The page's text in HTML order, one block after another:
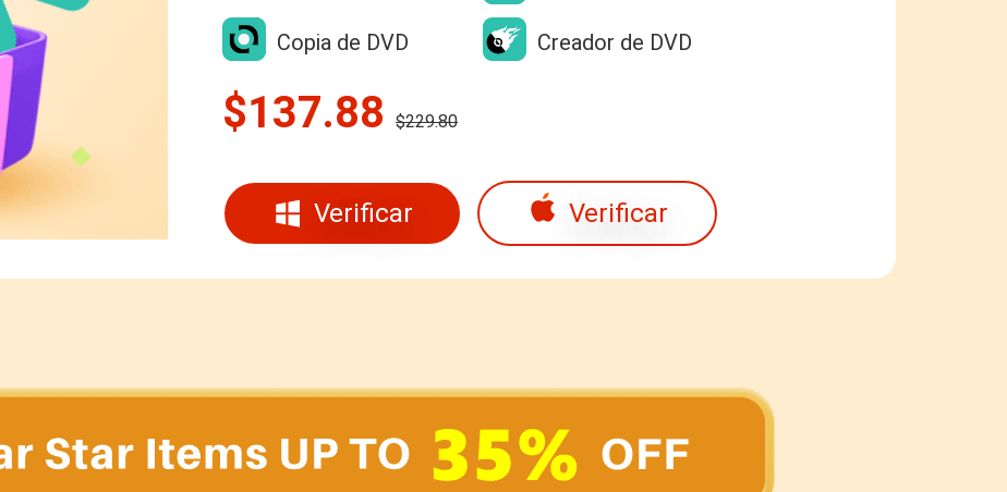
Copia de DVD Creador de DVD
$137.88 $229.80
Verificar Verificar